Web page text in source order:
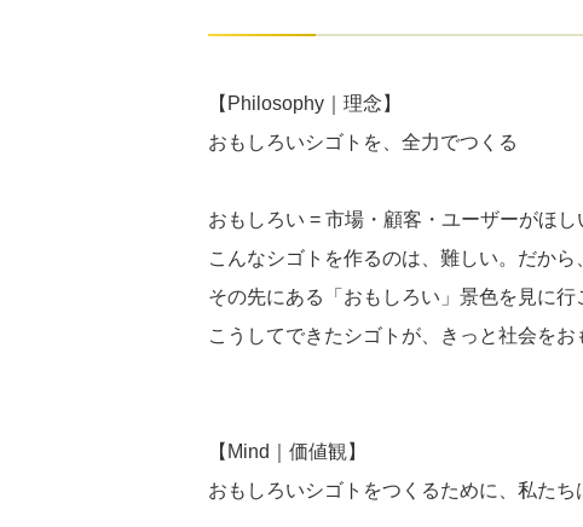
【Philosophy｜理念】
おもしろいシゴトを、全力でつくる
おもしろい = 市場・顧客・ユーザーがほ
こんなシゴトを作るのは、難しい。だから
その先にある「おもしろい」景色を見に行
こうしてできたシゴトが、きっと社会をお
【Mind｜価値観】
おもしろいシゴトをつくるために、私たち